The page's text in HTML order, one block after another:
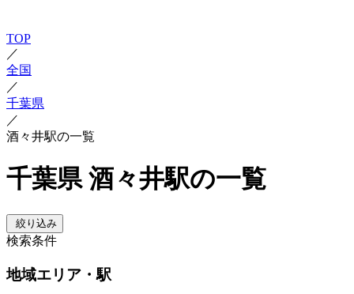
TOP
／
全国
／
千葉県
／
酒々井駅の一覧
千葉県 酒々井駅の一覧
絞り込み
検索条件
地域エリア・駅